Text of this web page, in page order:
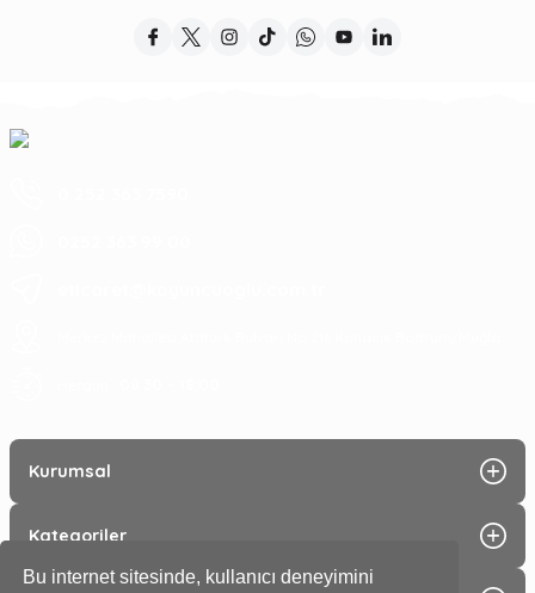
Bu internet sitesinde, kullanıcı deneyimini
Kurumsal
Kategoriler